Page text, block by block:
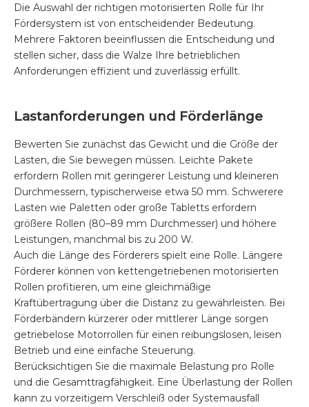
Die Auswahl der richtigen motorisierten Rolle für Ihr
Fördersystem ist von entscheidender Bedeutung.
Mehrere Faktoren beeinflussen die Entscheidung und
stellen sicher, dass die Walze Ihre betrieblichen
Anforderungen effizient und zuverlässig erfüllt.
Lastanforderungen und Förderlänge
Bewerten Sie zunächst das Gewicht und die Größe der
Lasten, die Sie bewegen müssen. Leichte Pakete
erfordern Rollen mit geringerer Leistung und kleineren
Durchmessern, typischerweise etwa 50 mm. Schwerere
Lasten wie Paletten oder große Tabletts erfordern
größere Rollen (80–89 mm Durchmesser) und höhere
Leistungen, manchmal bis zu 200 W.
Auch die Länge des Förderers spielt eine Rolle. Längere
Förderer können von kettengetriebenen motorisierten
Rollen profitieren, um eine gleichmäßige
Kraftübertragung über die Distanz zu gewährleisten. Bei
Förderbändern kürzerer oder mittlerer Länge sorgen
getriebelose Motorrollen für einen reibungslosen, leisen
Betrieb und eine einfache Steuerung.
Berücksichtigen Sie die maximale Belastung pro Rolle
und die Gesamttragfähigkeit. Eine Überlastung der Rollen
kann zu vorzeitigem Verschleiß oder Systemausfall